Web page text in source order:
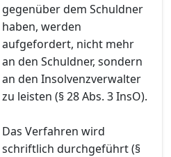
gegenüber dem Schuldner
haben, werden
aufgefordert, nicht mehr
an den Schuldner, sondern
an den Insolvenzverwalter
zu leisten (§ 28 Abs. 3 InsO).
Das Verfahren wird
schriftlich durchgeführt (§